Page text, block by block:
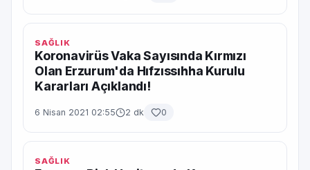
SAĞLIK
Koronavirüs Vaka Sayısında Kırmızı
Olan Erzurum'da Hıfzıssıhha Kurulu
Kararları Açıklandı!
6 Nisan 2021 02:55 2 dk 0
SAĞLIK